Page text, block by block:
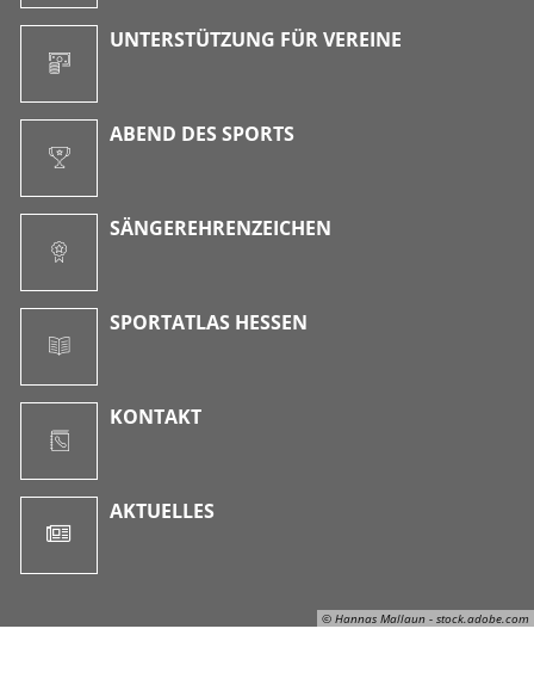
© Hannas Mallaun - stock.adobe.com
UNTERSTÜTZUNG FÜR VEREINE
ABEND DES SPORTS
SÄNGEREHRENZEICHEN
SPORTATLAS HESSEN
KONTAKT
AKTUELLES